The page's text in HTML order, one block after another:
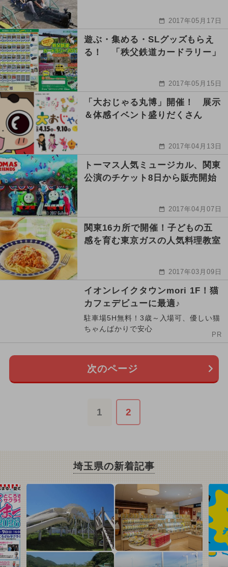
2017年05月17日
遊ぶ・集める・SLグッズもらえ
る！ 「秩父鉄道カードラリー」
2017年05月15日
「大おじゃる丸博」開催！ 展示
＆体感イベント盛りだくさん
2017年04月13日
トーマス人気ミュージカル、関東
公演のチケット8日から販売開始
2017年04月07日
関東16カ所で開催！子どもの五
感を育む東京ガスの人気料理教室
2017年03月09日
イオンレイクタウンmori 1F！猫
カフェデビューに最適♪
駐車場5H無料！3歳～入場可、優しい猫
ちゃんばかりで安心
PR
次のページ
1 2
埼玉県の新着記事